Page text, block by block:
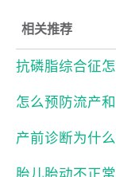
相关推荐
抗磷脂综合征怎
怎么预防流产和
产前诊断为什么